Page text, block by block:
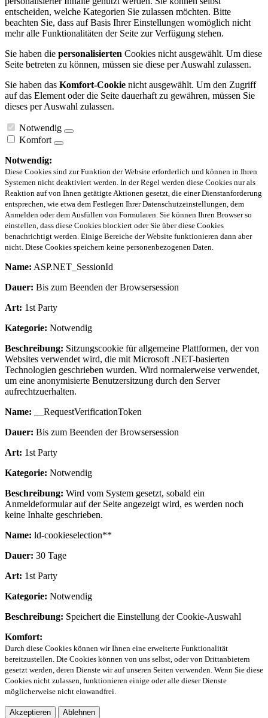
entscheiden, welche Kategorien Sie zulassen möchten. Bitte
beachten Sie, dass auf Basis Ihrer Einstellungen womöglich nicht
mehr alle Funktionalitäten der Seite zur Verfügung stehen.
Sie haben die personalisierten Cookies nicht ausgewählt. Um diese
Seite betreten zu können, müssen sie diese per Auswahl zulassen.
Sie haben das Komfort-Cookie nicht ausgewählt. Um den Zugriff
auf das Element oder die Seite dauerhaft zu gewähren, müssen Sie
dieses per Auswahl zulassen.
Notwendig
Komfort
Notwendig:
Diese Cookies sind zur Funktion der Website erforderlich und können in Ihren
Systemen nicht deaktiviert werden. In der Regel werden diese Cookies nur als
Reaktion auf von Ihnen getätigte Aktionen gesetzt, die einer Dienstanforderung
entsprechen, wie etwa dem Festlegen Ihrer Datenschutzeinstellungen, dem
Anmelden oder dem Ausfüllen von Formularen. Sie können Ihren Browser so
einstellen, dass diese Cookies blockiert oder Sie über diese Cookies
benachrichtigt werden. Einige Bereiche der Website funktionieren dann aber
nicht. Diese Cookies speichern keine personenbezogenen Daten.
Name: ASP.NET_SessionId
Dauer: Bis zum Beenden der Browsersession
Art: 1st Party
Kategorie: Notwendig
Beschreibung: Sitzungscookie für allgemeine Plattformen, der von
Websites verwendet wird, die mit Microsoft .NET-basierten
Technologien geschrieben wurden. Wird normalerweise verwendet,
um eine anonymisierte Benutzersitzung durch den Server
aufrechtzuerhalten.
Name: __RequestVerificationToken
Dauer: Bis zum Beenden der Browsersession
Art: 1st Party
Kategorie: Notwendig
Beschreibung: Wird vom System gesetzt, sobald ein
Anmeldeformular auf der Seite angezeigt wird, es werden noch
keine Inhalte geschrieben.
Name: ld-cookieselection**
Dauer: 30 Tage
Art: 1st Party
Kategorie: Notwendig
Beschreibung: Speichert die Einstellung der Cookie-Auswahl
Komfort:
Durch diese Cookies können wir Ihnen eine erweiterte Funktionalität
bereitzustellen. Die Cookies können von uns selbst, oder von Drittanbietern
gesetzt werden, deren Dienste wir auf unseren Seiten verwenden. Wenn Sie diese
Cookies nicht zulassen, funktionieren einige oder alle dieser Dienste
möglicherweise nicht einwandfrei.
Akzeptieren Ablehnen